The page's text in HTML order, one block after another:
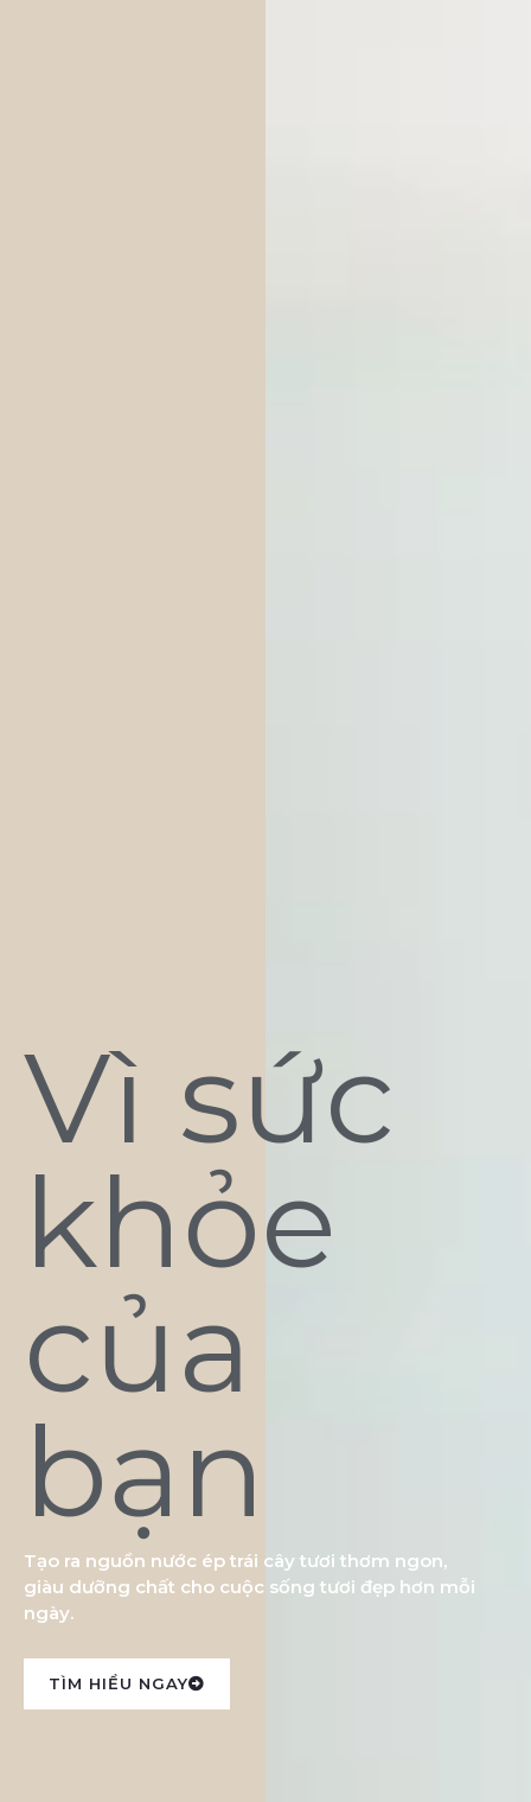
Vì sức
khỏe
của
bạn
Tạo ra nguồn nước ép trái cây tươi thơm ngon,
giàu dưỡng chất cho cuộc sống tươi đẹp hơn mỗi
ngày.
TÌM HIỂU NGAY